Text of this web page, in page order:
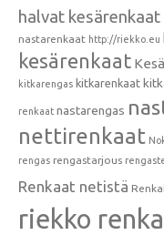
halvat kesärenkaat
nastarenkaat http://riekko.eu
kesärenkaat
kitkarengas kitkarenkaat
renkaat nastarengas
nettirenkaat
rengas rengastarjous
Renkaat netistä
riekko